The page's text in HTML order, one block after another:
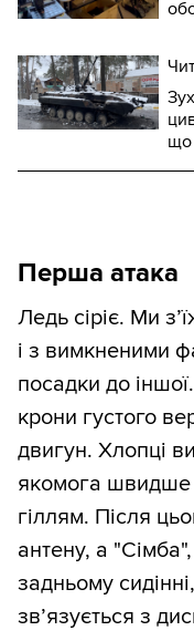
що
Перша атака
Ледь сіріє. Ми
і з вимкненими
посадки до
крони густого
двигун. Хлопці
якомога швидше
гіллям. Після
антену, а
задньому
зв’язується з